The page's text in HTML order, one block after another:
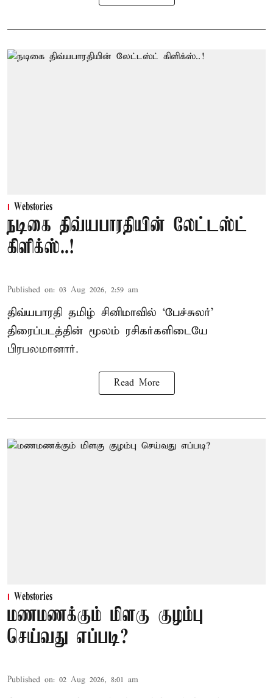
Webstories
நடிகை திவ்யபாரதியின் லேட்டஸ்ட்
கிளிக்ஸ்..!
Published on: 03 Aug 2026, 2:59 am
திவ்யபாரதி தமிழ் சினிமாவில் ‘பேச்சுலர்’
திரைப்படத்தின் மூலம் ரசிகர்களிடையே
பிரபலமானார்.
Read More
Webstories
மணமணக்கும் மிளகு குழம்பு
செய்வது எப்படி?
Published on: 02 Aug 2026, 8:01 am